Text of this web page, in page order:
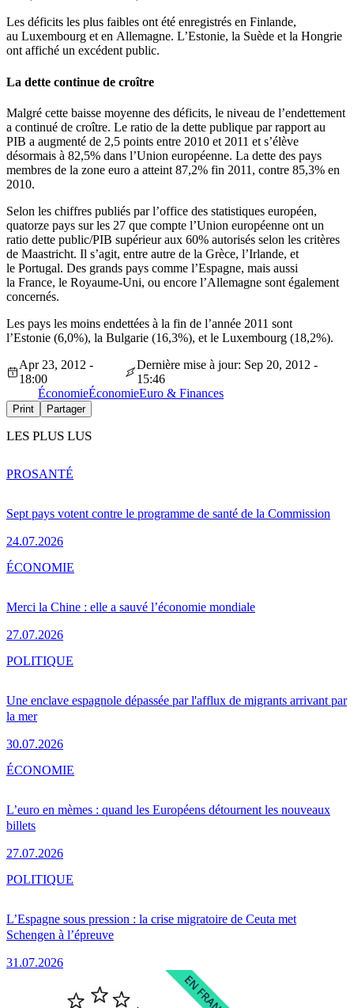
Les déficits les plus faibles ont été enregistrés en Finlande,
au Luxembourg et en Allemagne. L’Estonie, la Suède et la Hongrie
ont affiché un excédent public.
La dette continue de croître
Malgré cette baisse moyenne des déficits, le niveau de l’endettement
a continué de croître. Le ratio de la dette publique par rapport au
PIB a augmenté de 2,5 points entre 2010 et 2011 et s’élève
désormais à 82,5% dans l’Union européenne. La dette des pays
membres de la zone euro a atteint 87,2% fin 2011, contre 85,3% en
2010.
Selon les chiffres publiés par l’office des statistiques européen,
quatorze pays sur les 27 que compte l’Union européenne ont un
ratio dette public/PIB supérieur aux 60% autorisés selon les critères
de Maastricht. Il s’agit, entre autre de la Grèce, l’Irlande, et
le Portugal. Des grands pays comme l’Espagne, mais aussi
la France, le Royaume-Uni, ou encore l’Allemagne sont également
concernés.
Les pays les moins endettées à la fin de l’année 2011 sont
l’Estonie (6,0%), la Bulgarie (16,3%), et le Luxembourg (18,2%).
Apr 23, 2012 -
18:00
Dernière mise à jour: Sep 20, 2012 -
15:46
ÉconomieÉconomieEuro & Finances
Print Partager
LES PLUS LUS
Sept pays votent contre le programme de santé de la Commission
24.07.2026
PROSANTÉ
Merci la Chine : elle a sauvé l’économie mondiale
27.07.2026
ÉCONOMIE
Une enclave espagnole dépassée par l'afflux de migrants arrivant par
la mer
30.07.2026
POLITIQUE
L’euro en mèmes : quand les Européens détournent les nouveaux
billets
27.07.2026
ÉCONOMIE
L’Espagne sous pression : la crise migratoire de Ceuta met
Schengen à l’épreuve
31.07.2026
POLITIQUE